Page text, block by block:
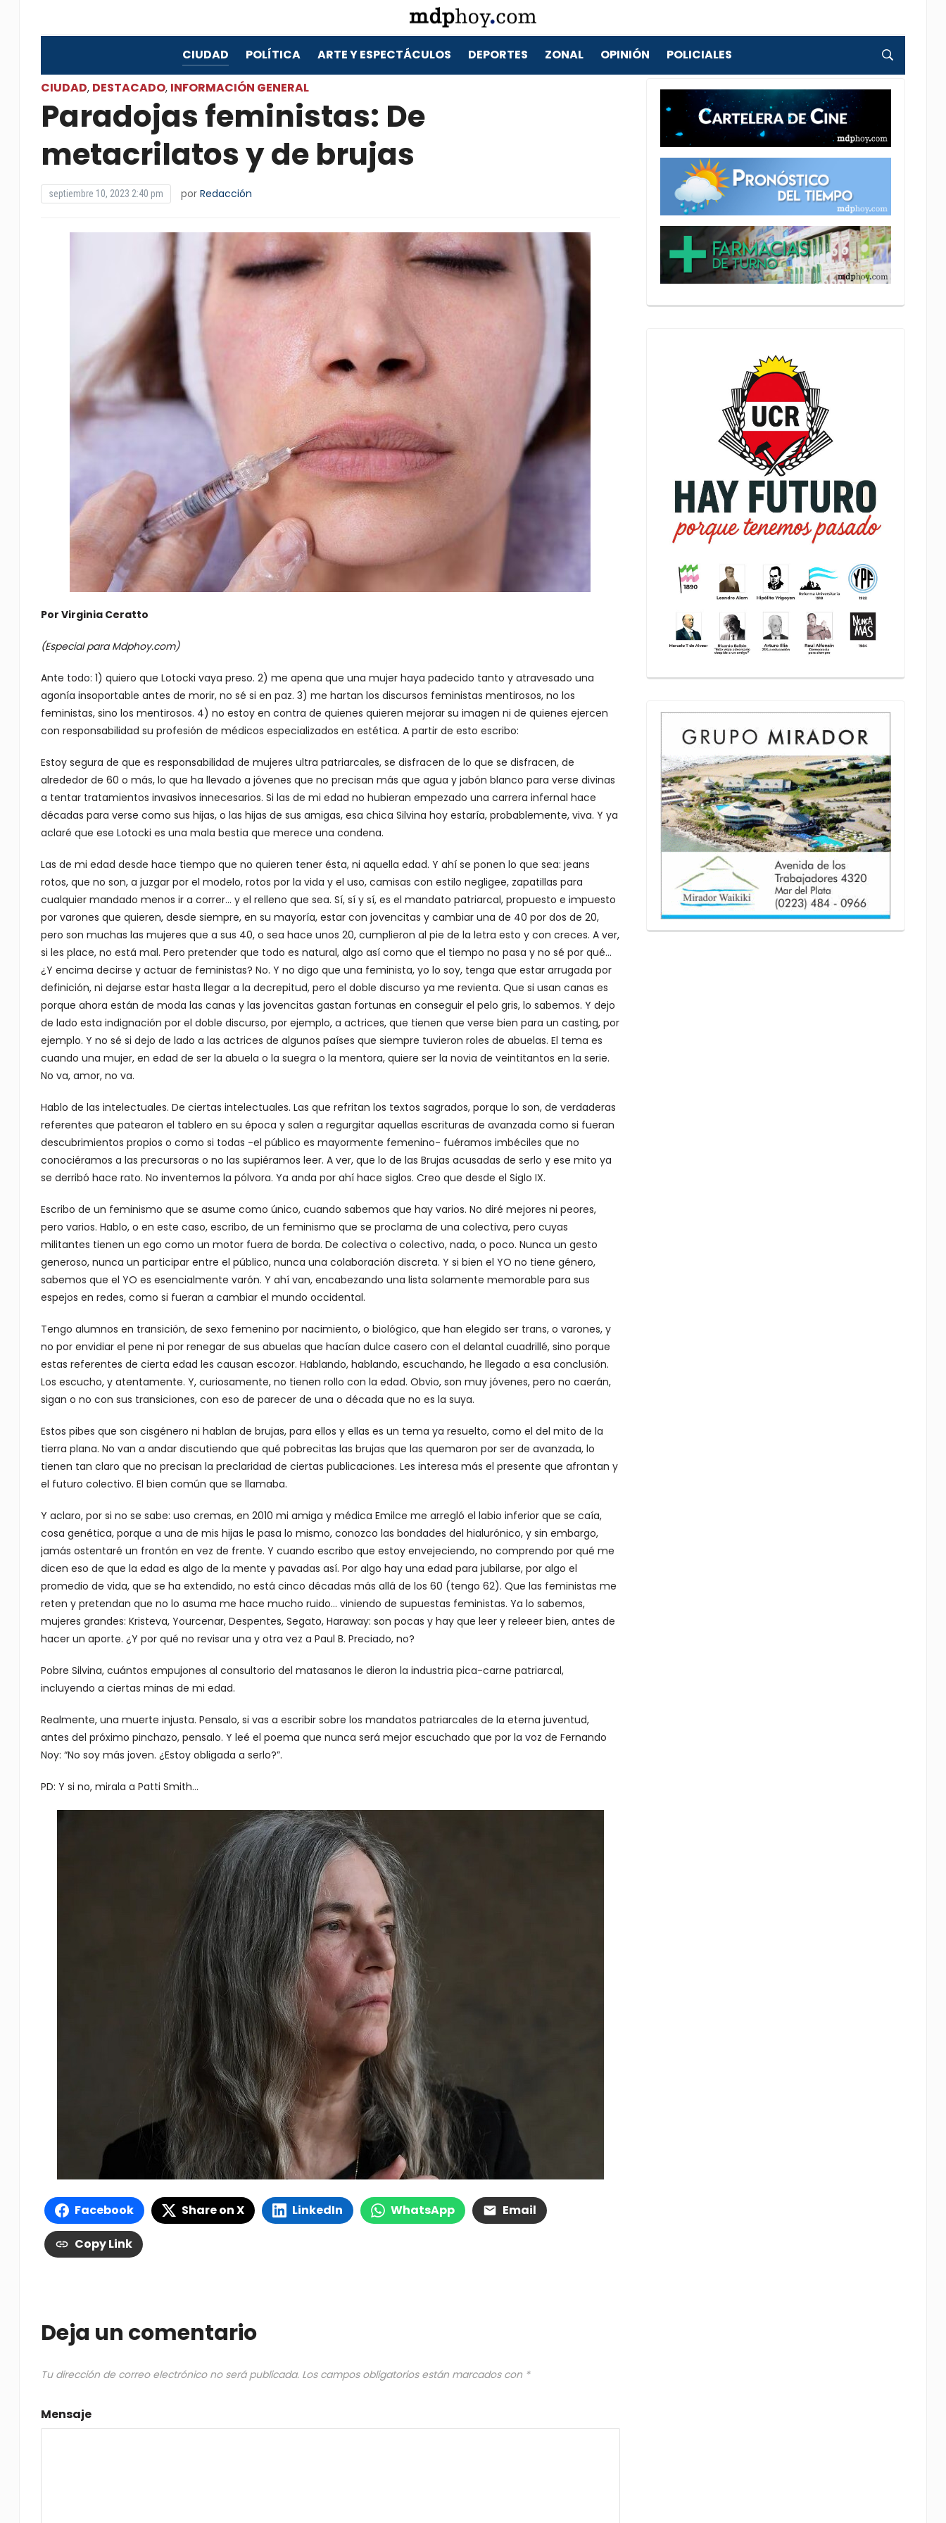
CIUDAD POLÍTICA ARTE Y ESPECTÁCULOS DEPORTES ZONAL OPINIÓN POLICIALES
CIUDAD, DESTACADO, INFORMACIÓN GENERAL
Paradojas feministas: De
metacrilatos y de brujas
septiembre 10, 2023 2:40 pm por Redacción
Por Virginia Ceratto
(Especial para Mdphoy.com)
Ante todo: 1) quiero que Lotocki vaya preso. 2) me apena que una mujer haya padecido tanto y atravesado una
agonía insoportable antes de morir, no sé si en paz. 3) me hartan los discursos feministas mentirosos, no los
feministas, sino los mentirosos. 4) no estoy en contra de quienes quieren mejorar su imagen ni de quienes ejercen
con responsabilidad su profesión de médicos especializados en estética. A partir de esto escribo:
Estoy segura de que es responsabilidad de mujeres ultra patriarcales, se disfracen de lo que se disfracen, de
alrededor de 60 o más, lo que ha llevado a jóvenes que no precisan más que agua y jabón blanco para verse divinas
a tentar tratamientos invasivos innecesarios. Si las de mi edad no hubieran empezado una carrera infernal hace
décadas para verse como sus hijas, o las hijas de sus amigas, esa chica Silvina hoy estaría, probablemente, viva. Y ya
aclaré que ese Lotocki es una mala bestia que merece una condena.
Las de mi edad desde hace tiempo que no quieren tener ésta, ni aquella edad. Y ahí se ponen lo que sea: jeans
rotos, que no son, a juzgar por el modelo, rotos por la vida y el uso, camisas con estilo negligee, zapatillas para
cualquier mandado menos ir a correr… y el relleno que sea. Sí, sí y sí, es el mandato patriarcal, propuesto e impuesto
por varones que quieren, desde siempre, en su mayoría, estar con jovencitas y cambiar una de 40 por dos de 20,
pero son muchas las mujeres que a sus 40, o sea hace unos 20, cumplieron al pie de la letra esto y con creces. A ver,
si les place, no está mal. Pero pretender que todo es natural, algo así como que el tiempo no pasa y no sé por qué…
¿Y encima decirse y actuar de feministas? No. Y no digo que una feminista, yo lo soy, tenga que estar arrugada por
definición, ni dejarse estar hasta llegar a la decrepitud, pero el doble discurso ya me revienta. Que si usan canas es
porque ahora están de moda las canas y las jovencitas gastan fortunas en conseguir el pelo gris, lo sabemos. Y dejo
de lado esta indignación por el doble discurso, por ejemplo, a actrices, que tienen que verse bien para un casting, por
ejemplo. Y no sé si dejo de lado a las actrices de algunos países que siempre tuvieron roles de abuelas. El tema es
cuando una mujer, en edad de ser la abuela o la suegra o la mentora, quiere ser la novia de veintitantos en la serie.
No va, amor, no va.
Hablo de las intelectuales. De ciertas intelectuales. Las que refritan los textos sagrados, porque lo son, de verdaderas
referentes que patearon el tablero en su época y salen a regurgitar aquellas escrituras de avanzada como si fueran
descubrimientos propios o como si todas -el público es mayormente femenino- fuéramos imbéciles que no
conociéramos a las precursoras o no las supiéramos leer. A ver, que lo de las Brujas acusadas de serlo y ese mito ya
se derribó hace rato. No inventemos la pólvora. Ya anda por ahí hace siglos. Creo que desde el Siglo IX.
Escribo de un feminismo que se asume como único, cuando sabemos que hay varios. No diré mejores ni peores,
pero varios. Hablo, o en este caso, escribo, de un feminismo que se proclama de una colectiva, pero cuyas
militantes tienen un ego como un motor fuera de borda. De colectiva o colectivo, nada, o poco. Nunca un gesto
generoso, nunca un participar entre el público, nunca una colaboración discreta. Y si bien el YO no tiene género,
sabemos que el YO es esencialmente varón. Y ahí van, encabezando una lista solamente memorable para sus
espejos en redes, como si fueran a cambiar el mundo occidental.
Tengo alumnos en transición, de sexo femenino por nacimiento, o biológico, que han elegido ser trans, o varones, y
no por envidiar el pene ni por renegar de sus abuelas que hacían dulce casero con el delantal cuadrillé, sino porque
estas referentes de cierta edad les causan escozor. Hablando, hablando, escuchando, he llegado a esa conclusión.
Los escucho, y atentamente. Y, curiosamente, no tienen rollo con la edad. Obvio, son muy jóvenes, pero no caerán,
sigan o no con sus transiciones, con eso de parecer de una o década que no es la suya.
Estos pibes que son cisgénero ni hablan de brujas, para ellos y ellas es un tema ya resuelto, como el del mito de la
tierra plana. No van a andar discutiendo que qué pobrecitas las brujas que las quemaron por ser de avanzada, lo
tienen tan claro que no precisan la preclaridad de ciertas publicaciones. Les interesa más el presente que afrontan y
el futuro colectivo. El bien común que se llamaba.
Y aclaro, por si no se sabe: uso cremas, en 2010 mi amiga y médica Emilce me arregló el labio inferior que se caía,
cosa genética, porque a una de mis hijas le pasa lo mismo, conozco las bondades del hialurónico, y sin embargo,
jamás ostentaré un frontón en vez de frente. Y cuando escribo que estoy envejeciendo, no comprendo por qué me
dicen eso de que la edad es algo de la mente y pavadas así. Por algo hay una edad para jubilarse, por algo el
promedio de vida, que se ha extendido, no está cinco décadas más allá de los 60 (tengo 62). Que las feministas me
reten y pretendan que no lo asuma me hace mucho ruido… viniendo de supuestas feministas. Ya lo sabemos,
mujeres grandes: Kristeva, Yourcenar, Despentes, Segato, Haraway: son pocas y hay que leer y releeer bien, antes de
hacer un aporte. ¿Y por qué no revisar una y otra vez a Paul B. Preciado, no?
Pobre Silvina, cuántos empujones al consultorio del matasanos le dieron la industria pica-carne patriarcal,
incluyendo a ciertas minas de mi edad.
Realmente, una muerte injusta. Pensalo, si vas a escribir sobre los mandatos patriarcales de la eterna juventud,
antes del próximo pinchazo, pensalo. Y leé el poema que nunca será mejor escuchado que por la voz de Fernando
Noy: “No soy más joven. ¿Estoy obligada a serlo?”.
PD: Y si no, mirala a Patti Smith…
Facebook Share on X LinkedIn WhatsApp Email
Copy Link
Deja un comentario
Tu dirección de correo electrónico no será publicada. Los campos obligatorios están marcados con *
Mensaje